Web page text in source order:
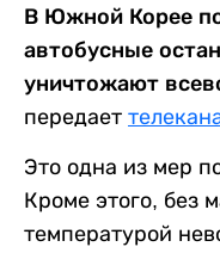
В Южной Корее
автобусные
уничтожают
передает
Это одна из мер
Кроме этого, без
температурой